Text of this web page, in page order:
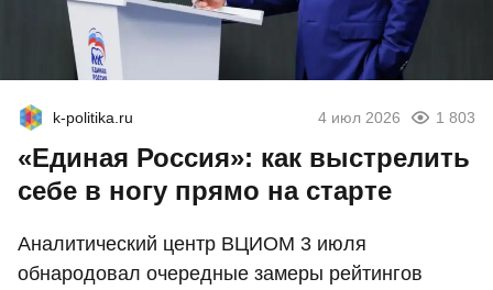
k-politika.ru 4 июл 2026 1 803
«Единая Россия»: как выстрелить
себе в ногу прямо на старте
Аналитический центр ВЦИОМ 3 июля
обнародовал очередные замеры рейтингов